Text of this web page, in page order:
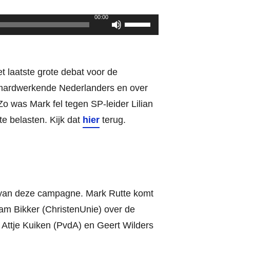
00:00
Gebruik
Omhoog/Omlaag
het
volume
laatste grote debat voor de
Nederlanders en over
was Mark fel tegen SP-leider Lilian
belasten. Kijk dat hier terug.
deze campagne. Mark Rutte komt
Bikker (ChristenUnie) over de
Kuiken (PvdA) en Geert Wilders